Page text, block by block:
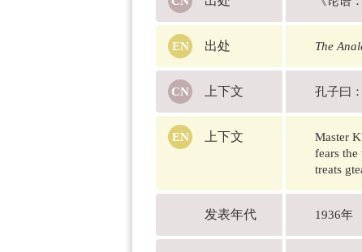
出处 The
上下文 孔子曰
上下文
Master
fears
treats
发表年代 1936年